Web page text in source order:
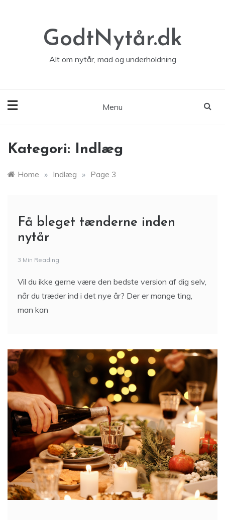
GodtNytår.dk
Alt om nytår, mad og underholdning
Menu
Kategori: Indlæg
Home » Indlæg » Page 3
Få bleget tænderne inden
nytår
3 Min Reading
Vil du ikke gerne være den bedste version af dig selv,
når du træder ind i det nye år? Der er mange ting,
man kan